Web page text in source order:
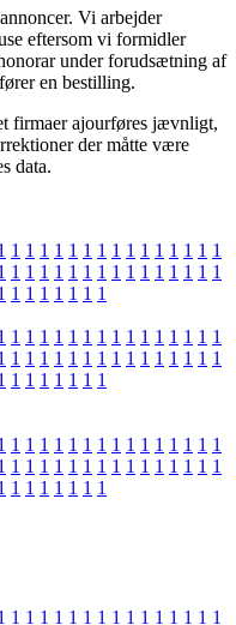
Vi arbejder
eftersom vi formidler
under forudsætning af
en bestilling.
firmaer ajourføres jævnligt,
der måtte være
data.
1 1 1 1 1 1 1 1 1 1 1 1 1 1 1
1 1 1 1 1 1 1 1 1 1 1 1 1 1 1
1 1 1 1 1 1 1
1 1 1 1 1 1 1 1 1 1 1 1 1 1 1
1 1 1 1 1 1 1 1 1 1 1 1 1 1 1
1 1 1 1 1 1 1
1 1 1 1 1 1 1 1 1 1 1 1 1 1 1
1 1 1 1 1 1 1 1 1 1 1 1 1 1 1
1 1 1 1 1 1 1
1 1 1 1 1 1 1 1 1 1 1 1 1 1 1